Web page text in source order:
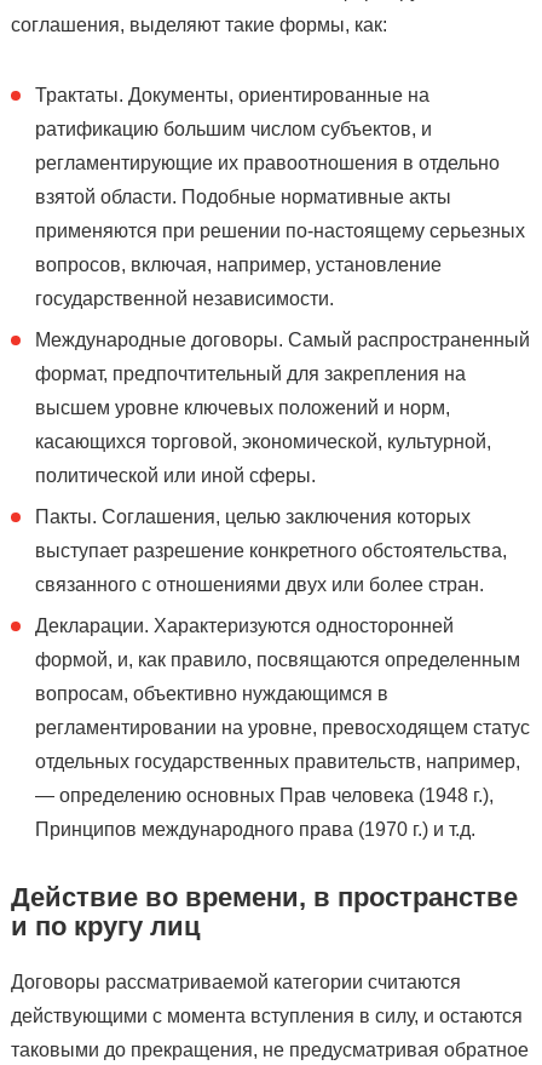
соглашения, выделяют такие формы, как:
Трактаты. Документы, ориентированные на
ратификацию большим числом субъектов, и
регламентирующие их правоотношения в отдельно
взятой области. Подобные нормативные акты
применяются при решении по-настоящему серьезных
вопросов, включая, например, установление
государственной независимости.
Международные договоры. Самый распространенный
формат, предпочтительный для закрепления на
высшем уровне ключевых положений и норм,
касающихся торговой, экономической, культурной,
политической или иной сферы.
Пакты. Соглашения, целью заключения которых
выступает разрешение конкретного обстоятельства,
связанного с отношениями двух или более стран.
Декларации. Характеризуются односторонней
формой, и, как правило, посвящаются определенным
вопросам, объективно нуждающимся в
регламентировании на уровне, превосходящем статус
отдельных государственных правительств, например,
— определению основных Прав человека (1948 г.),
Принципов международного права (1970 г.) и т.д.
Действие во времени, в пространстве
и по кругу лиц
Договоры рассматриваемой категории считаются
действующими с момента вступления в силу, и остаются
таковыми до прекращения, не предусматривая обратное